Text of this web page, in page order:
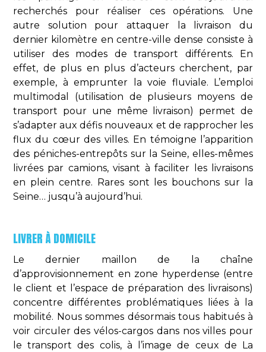
recherchés pour réaliser ces opérations. Une
autre solution pour attaquer la livraison du
dernier kilomètre en centre-ville dense consiste à
utiliser des modes de transport différents. En
effet, de plus en plus d’acteurs cherchent, par
exemple, à emprunter la voie fluviale. L’emploi
multimodal (utilisation de plusieurs moyens de
transport pour une même livraison) permet de
s’adapter aux défis nouveaux et de rapprocher les
flux du cœur des villes. En témoigne l’apparition
des péniches-entrepôts sur la Seine, elles-mêmes
livrées par camions, visant à faciliter les livraisons
en plein centre. Rares sont les bouchons sur la
Seine… jusqu’à aujourd’hui.
LIVRER À DOMICILE
Le dernier maillon de la chaîne
d’approvisionnement en zone hyperdense (entre
le client et l’espace de préparation des livraisons)
concentre différentes problématiques liées à la
mobilité. Nous sommes désormais tous habitués à
voir circuler des vélos-cargos dans nos villes pour
le transport des colis, à l’image de ceux de La